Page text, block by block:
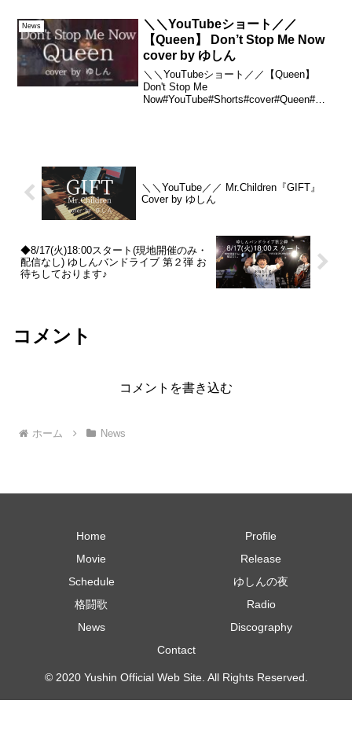
で、どうやらとてもニコニコしてこっち
を見てるっぽい方に対して・・...
News
＼＼YouTubeショート／／
【Queen】 Don’t Stop Me Now
cover by ゆしん
＼＼YouTubeショート／／【Queen】
Don't Stop Me
Now#YouTube#Shorts#cover#Queen#ク
＼＼YouTube／／ Mr.Children『GIFT』
Cover by ゆしん
◆8/17(火)18:00スタート(現地開催のみ・
配信なし) ゆしんバンドライブ 第２弾 お
待ちしております♪
コメント
コメントを書き込む
ホーム News
Home
Profile
Movie
Release
Schedule
ゆしんの夜
格闘歌
Radio
News
Discography
Contact
© 2020 Yushin Official Web Site. All Rights Reserved.